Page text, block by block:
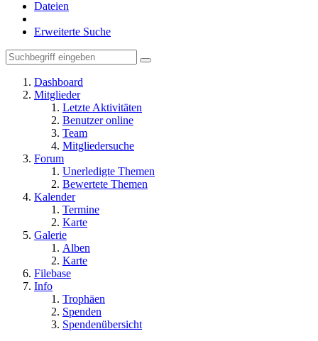
Dateien
Erweiterte Suche
Dashboard
Mitglieder
Letzte Aktivitäten
Benutzer online
Team
Mitgliedersuche
Forum
Unerledigte Themen
Bewertete Themen
Kalender
Termine
Karte
Galerie
Alben
Karte
Filebase
Info
Trophäen
Spenden
Spendenübersicht